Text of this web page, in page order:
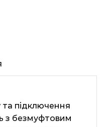
підключення
з безмуфтовим